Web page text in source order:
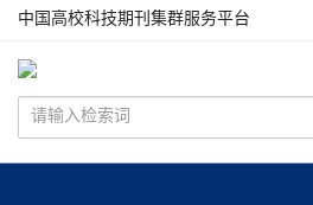
中国高校科技期刊集群服务平台